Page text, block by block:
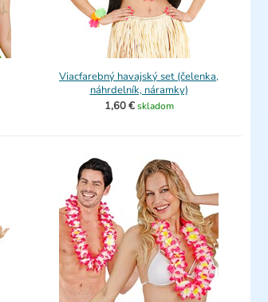
Viacfarebný havajský set (čelenka,
náhrdelník, náramky)
1,60 € skladom